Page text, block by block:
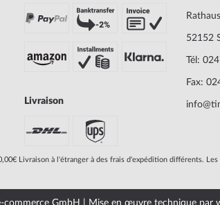
Livraison
52152
Tél:
Fax:
Livraison à l'étranger à des frais d'expédition différents.
GmbH | Mise en œuvre technique par